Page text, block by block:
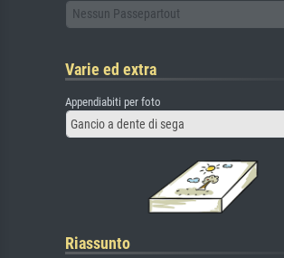
Nessun Passepartout
Varie ed extra
Appendiabiti per foto
Gancio a dente di sega
Riassunto